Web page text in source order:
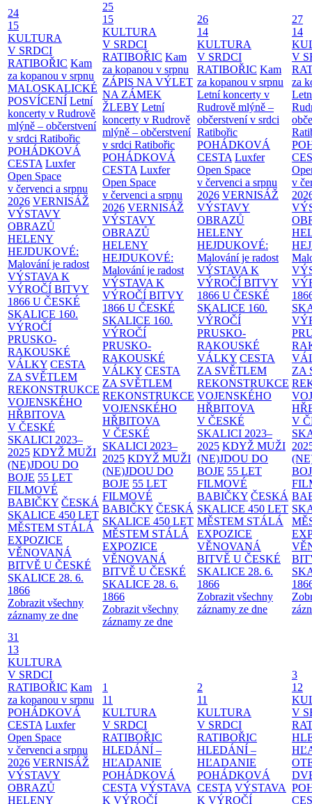
24
15
KULTURA
V SRDCI
RATIBOŘIC Kam
za kopanou v srpnu
MALOSKALICKÉ
POSVÍCENÍ Letní
koncerty v Rudrově
mlýně – občerstvení
v srdci Ratibořic
POHÁDKOVÁ
CESTA Luxfer
Open Space
v červenci a srpnu
2026 VERNISÁŽ
VÝSTAVY
OBRAZŮ
HELENY
HEJDUKOVÉ:
Malování je radost
VÝSTAVA K
VÝROČÍ BITVY
1866 U ČESKÉ
SKALICE 160.
VÝROČÍ
PRUSKO-
RAKOUSKÉ
VÁLKY CESTA
ZA SVĚTLEM
REKONSTRUKCE
VOJENSKÉHO
HŘBITOVA
V ČESKÉ
SKALICI 2023–
2025 KDYŽ MUŽI
(NE)JDOU DO
BOJE 55 LET
FILMOVÉ
BABIČKY ČESKÁ
SKALICE 450 LET
MĚSTEM STÁLÁ
EXPOZICE
VĚNOVANÁ
BITVĚ U ČESKÉ
SKALICE 28. 6.
1866
Zobrazit všechny
záznamy ze dne
25
15
KULTURA
V SRDCI
RATIBOŘIC Kam
za kopanou v srpnu
ZÁPIS NA VÝLET
NA ZÁMEK
ŽLEBY Letní
koncerty v Rudrově
mlýně – občerstvení
v srdci Ratibořic
POHÁDKOVÁ
CESTA Luxfer
Open Space
v červenci a srpnu
2026 VERNISÁŽ
VÝSTAVY
OBRAZŮ
HELENY
HEJDUKOVÉ:
Malování je radost
VÝSTAVA K
VÝROČÍ BITVY
1866 U ČESKÉ
SKALICE 160.
VÝROČÍ
PRUSKO-
RAKOUSKÉ
VÁLKY CESTA
ZA SVĚTLEM
REKONSTRUKCE
VOJENSKÉHO
HŘBITOVA
V ČESKÉ
SKALICI 2023–
2025 KDYŽ MUŽI
(NE)JDOU DO
BOJE 55 LET
FILMOVÉ
BABIČKY ČESKÁ
SKALICE 450 LET
MĚSTEM STÁLÁ
EXPOZICE
VĚNOVANÁ
BITVĚ U ČESKÉ
SKALICE 28. 6.
1866
Zobrazit všechny
záznamy ze dne
26
14
KULTURA
V SRDCI
RATIBOŘIC Kam
za kopanou v srpnu
Letní koncerty v
Rudrově mlýně –
občerstvení v srdci
Ratibořic
POHÁDKOVÁ
CESTA Luxfer
Open Space
v červenci a srpnu
2026 VERNISÁŽ
VÝSTAVY
OBRAZŮ
HELENY
HEJDUKOVÉ:
Malování je radost
VÝSTAVA K
VÝROČÍ BITVY
1866 U ČESKÉ
SKALICE 160.
VÝROČÍ
PRUSKO-
RAKOUSKÉ
VÁLKY CESTA
ZA SVĚTLEM
REKONSTRUKCE
VOJENSKÉHO
HŘBITOVA
V ČESKÉ
SKALICI 2023–
2025 KDYŽ MUŽI
(NE)JDOU DO
BOJE 55 LET
FILMOVÉ
BABIČKY ČESKÁ
SKALICE 450 LET
MĚSTEM STÁLÁ
EXPOZICE
VĚNOVANÁ
BITVĚ U ČESKÉ
SKALICE 28. 6.
1866
Zobrazit všechny
záznamy ze dne
27
14
V
za
v
ZA
V
31
13
KULTURA
V SRDCI
RATIBOŘIC Kam
za kopanou v srpnu
POHÁDKOVÁ
CESTA Luxfer
Open Space
v červenci a srpnu
2026 VERNISÁŽ
VÝSTAVY
OBRAZŮ
HELENY
1
11
KULTURA
V SRDCI
RATIBOŘIC
HLEDÁNÍ –
HĽADANIE
POHÁDKOVÁ
CESTA VÝSTAVA
K VÝROČÍ
2
11
KULTURA
V SRDCI
RATIBOŘIC
HLEDÁNÍ –
HĽADANIE
POHÁDKOVÁ
CESTA VÝSTAVA
K VÝROČÍ
3
12
V